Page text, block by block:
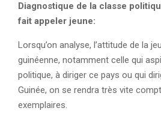
Diagnostique de la classe
fait appeler jeune:
Lorsqu’on analyse, l’attitude de la
guinéenne, notamment celle qui
politique, à diriger ce pays ou qui
Guinée, on se rendra très vite
exemplaires.